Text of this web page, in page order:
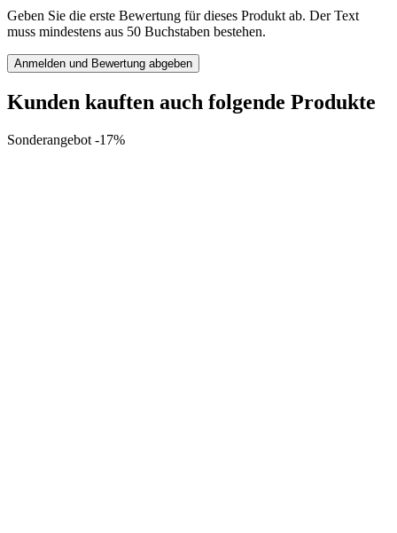
Geben Sie die erste Bewertung für dieses Produkt ab. Der Text
muss mindestens aus 50 Buchstaben bestehen.
Anmelden und Bewertung abgeben
Kunden kauften auch folgende Produkte
Sonderangebot -17%